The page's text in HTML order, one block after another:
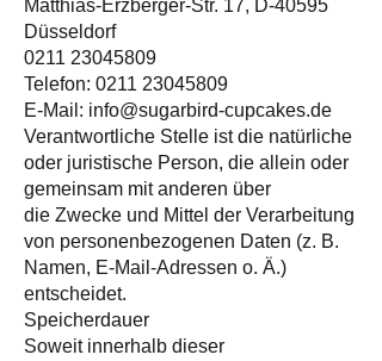
Matthias-Erzberger-Str. 17, D-40595
Düsseldorf
0211 23045809
Telefon: 0211 23045809
E-Mail: info@sugarbird-cupcakes.de
Verantwortliche Stelle ist die natürliche
oder juristische Person, die allein oder
gemeinsam mit anderen über
die Zwecke und Mittel der Verarbeitung
von personenbezogenen Daten (z. B.
Namen, E-Mail-Adressen o. Ä.)
entscheidet.
Speicherdauer
Soweit innerhalb dieser